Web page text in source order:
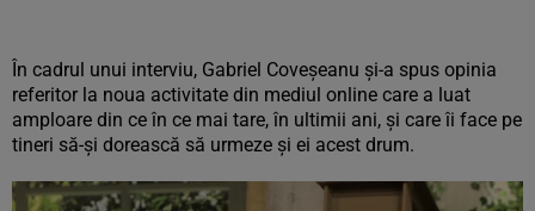
În cadrul unui interviu, Gabriel Coveșeanu și-a spus opinia
referitor la noua activitate din mediul online care a luat
amploare din ce în ce mai tare, în ultimii ani, și care îi face pe
tineri să-și dorească să urmeze și ei acest drum.